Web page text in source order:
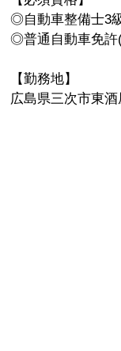
◎自動車整備士3
◎普通自動車免許
【勤務地】
広島県三次市東